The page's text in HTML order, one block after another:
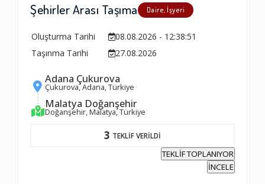
Şehirler Arası Taşıma Daire, İşyeri
Oluşturma Tarihi
08.08.2026 - 12:38:51
Taşınma Tarihi
27.08.2026
Adana Çukurova
Çukurova, Adana, Türkiye
Malatya Doğanşehir
Doğanşehir, Malatya, Türkiye
3 TEKLİF VERİLDİ
TEKLİF TOPLANIYOR
İNCELE
Zamanlama
1.0
1.0